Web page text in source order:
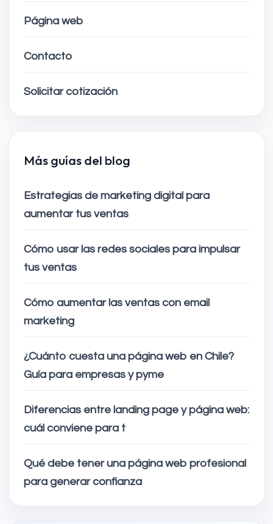
Página web
Contacto
Solicitar cotización
Más guías del blog
Estrategias de marketing digital para
aumentar tus ventas
Cómo usar las redes sociales para impulsar
tus ventas
Cómo aumentar las ventas con email
marketing
¿Cuánto cuesta una página web en Chile?
Guía para empresas y pyme
Diferencias entre landing page y página web:
cuál conviene para t
Qué debe tener una página web profesional
para generar confianza